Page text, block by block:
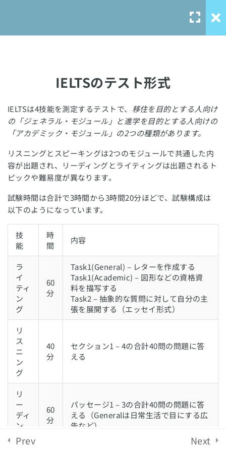
IELTSとは？
IELTSのテスト形式
IELTSで必要なスコア
IELTS各セクションのスコア目安
IELTSとTOEFLのスコア換算
サンプル学習計画
IELTSリスニング対策
IELTSリーディング対策 11
IELTSライティング対策
Task1
14
IELTSライティング対策
Task2
9
IELTSスピーキング対策
IELTSのテスト形式
IELTSは4技能を測定するテストで、 移住を目的とする人向け
の「ジェネラル・モジュール」と進学を目的とする人向けの
「アカデミック・モジュール」の2つの種類があります。
リスニングとスピーキングは2つのモジュールで共通した内
容が出題され、リーディングとライティングは出題されるト
ピックや難易度が異なります。
試験時間は合計で3時間から3時間20分ほどで、試験構成は
以下のようになっています。
技
能
時
間
内容
ラ
イ
ティ
ン
グ
60
分
Task1(General) – レターを作成する
Task1(Academic) – 図形などの資格資
料を描写する
Task2 – 抽象的な質問に対して自分の主
張を展開する（エッセイ形式）
リ
ス
ニ
ン
グ
40
分
セクション1 – 4の合計40問の問題に答
える
リ
ー
ディ
ン
グ
60
分
パッセージ1 – 3の合計40問の問題に答
える（Generalは日常生活で目にする広
告など）
Prev Next
Our Service
language.com
solo-ielts-
English Revolution 2021. Powered by
Co.,Ltd.